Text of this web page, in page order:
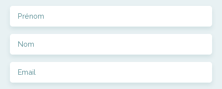
Prénom
Nom
Email